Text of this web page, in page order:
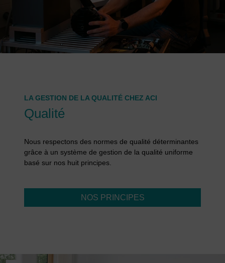
LA GESTION DE LA QUALITÉ CHEZ ACI
Qualité
Nous respectons des normes de qualité déterminantes
grâce à un système de gestion de la qualité uniforme
basé sur nos huit principes.
NOS PRINCIPES